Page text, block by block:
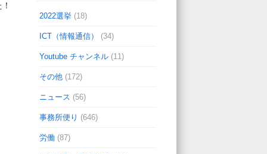
2022選挙 (18)
ICT（情報通信） (34)
Youtube チャンネル (11)
その他 (172)
ニュース (56)
事務所便り (646)
労働 (87)